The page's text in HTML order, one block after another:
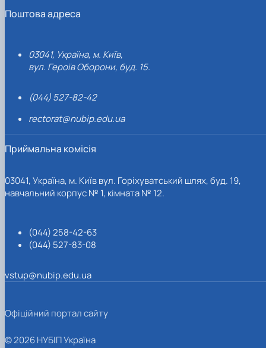
Поштова адреса
03041, Україна, м. Київ,
вул. Героїв Оборони, буд. 15.
(044) 527-82-42
rectorat@nubip.edu.ua
Приймальна комісія
03041, Україна, м. Київ вул. Горіхуватський шлях, буд. 19,
навчальний корпус № 1, кімната № 12.
(044) 258-42-63
(044) 527-83-08
vstup@nubip.edu.ua
Офіційний портал сайту
© 2026 НУБІП Україна